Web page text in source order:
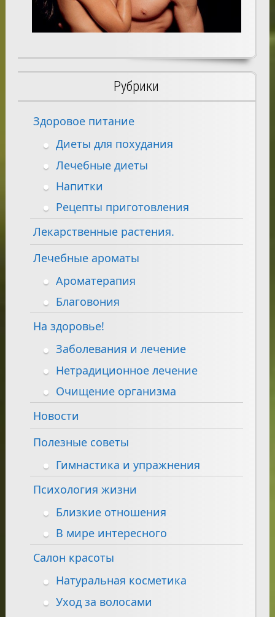
Рубрики
Здоровое питание
Диеты для похудания
Лечебные диеты
Напитки
Рецепты приготовления
Лекарственные растения.
Лечебные ароматы
Ароматерапия
Благовония
На здоровье!
Заболевания и лечение
Нетрадиционное лечение
Очищение организма
Новости
Полезные советы
Гимнастика и упражнения
Психология жизни
Близкие отношения
В мире интересного
Салон красоты
Натуральная косметика
Уход за волосами